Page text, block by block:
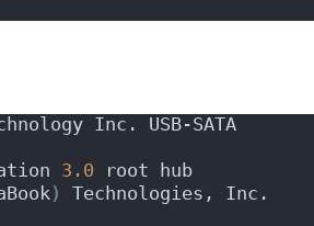
Inc. USB-SATA
3.0 root hub
)
Technologies, Inc.